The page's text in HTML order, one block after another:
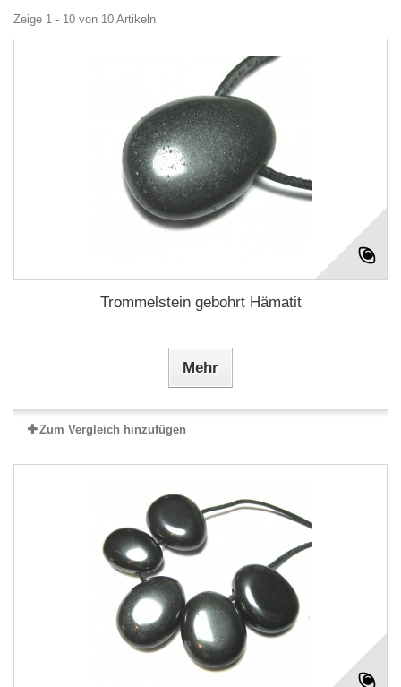
Zeige 1 - 10 von 10 Artikeln
Trommelstein gebohrt Hämatit
Mehr
Zum Vergleich hinzufügen